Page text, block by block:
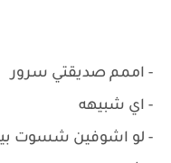
- اممم صديقتي سرور
- اي شبيهه
- لو اشوفين شسوت